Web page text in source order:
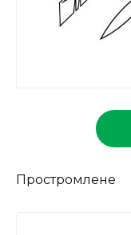
Простромлене